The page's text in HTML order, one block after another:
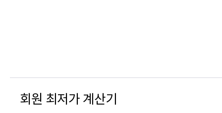
회원 최저가 계산기